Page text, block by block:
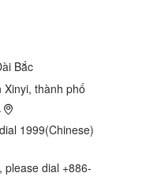
Bắc
thành phố
1999(Chinese)
please dial +886-